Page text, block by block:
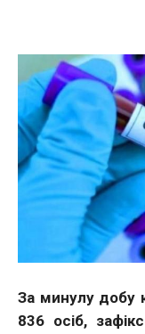
За минулу добу
836 осіб,